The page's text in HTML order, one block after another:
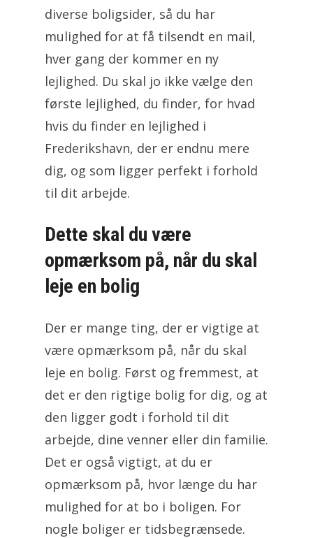
diverse boligsider, så du har
mulighed for at få tilsendt en mail,
hver gang der kommer en ny
lejlighed. Du skal jo ikke vælge den
første lejlighed, du finder, for hvad
hvis du finder en lejlighed i
Frederikshavn, der er endnu mere
dig, og som ligger perfekt i forhold
til dit arbejde.
Dette skal du være
opmærksom på, når du skal
leje en bolig
Der er mange ting, der er vigtige at
være opmærksom på, når du skal
leje en bolig. Først og fremmest, at
det er den rigtige bolig for dig, og at
den ligger godt i forhold til dit
arbejde, dine venner eller din familie.
Det er også vigtigt, at du er
opmærksom på, hvor længe du har
mulighed for at bo i boligen. For
nogle boliger er tidsbegrænsede.